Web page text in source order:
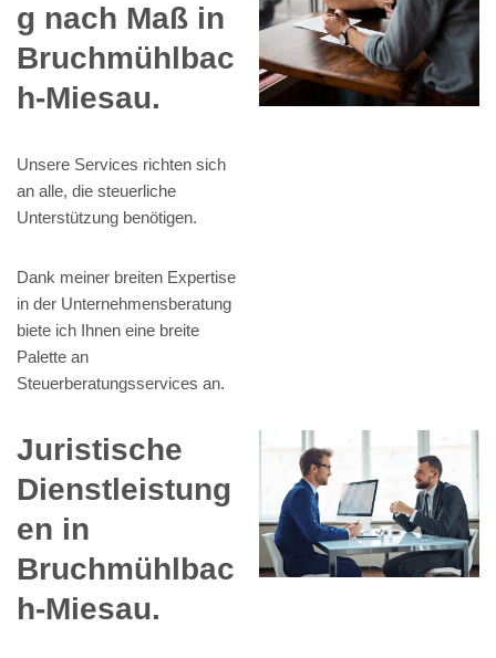
g nach Maß in
Bruchmühlbac
h-Miesau.
Unsere Services richten sich
an alle, die steuerliche
Unterstützung benötigen.
Dank meiner breiten Expertise
in der Unternehmensberatung
biete ich Ihnen eine breite
Palette an
Steuerberatungsservices an.
Juristische
Dienstleistung
en in
Bruchmühlbac
h-Miesau.